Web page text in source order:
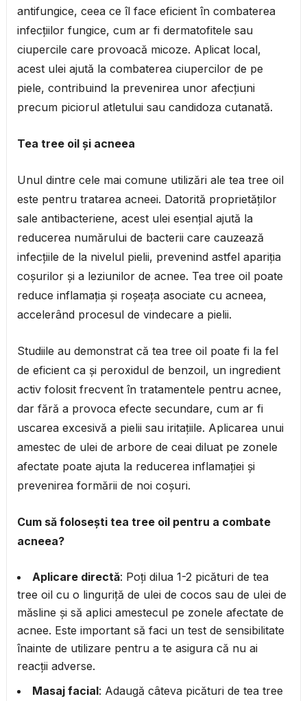
antifungice, ceea ce îl face eficient în combaterea
infecțiilor fungice, cum ar fi dermatofitele sau
ciupercile care provoacă micoze. Aplicat local,
acest ulei ajută la combaterea ciupercilor de pe
piele, contribuind la prevenirea unor afecțiuni
precum piciorul atletului sau candidoza cutanată.
Tea tree oil și acneea
Unul dintre cele mai comune utilizări ale tea tree oil
este pentru tratarea acneei. Datorită proprietăților
sale antibacteriene, acest ulei esențial ajută la
reducerea numărului de bacterii care cauzează
infecțiile de la nivelul pielii, prevenind astfel apariția
coșurilor și a leziunilor de acnee. Tea tree oil poate
reduce inflamația și roșeața asociate cu acneea,
accelerând procesul de vindecare a pielii.
Studiile au demonstrat că tea tree oil poate fi la fel
de eficient ca și peroxidul de benzoil, un ingredient
activ folosit frecvent în tratamentele pentru acnee,
dar fără a provoca efecte secundare, cum ar fi
uscarea excesivă a pielii sau iritațiile. Aplicarea unui
amestec de ulei de arbore de ceai diluat pe zonele
afectate poate ajuta la reducerea inflamației și
prevenirea formării de noi coșuri.
Cum să folosești tea tree oil pentru a combate
acneea?
Aplicare directă: Poți dilua 1-2 picături de tea
tree oil cu o linguriță de ulei de cocos sau de ulei de
măsline și să aplici amestecul pe zonele afectate de
acnee. Este important să faci un test de sensibilitate
înainte de utilizare pentru a te asigura că nu ai
reacții adverse.
Masaj facial: Adaugă câteva picături de tea tree